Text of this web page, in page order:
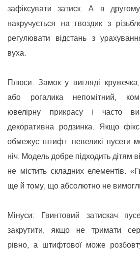
зафіксувати затиск. А в другому
накручується на гвоздик з
регулювати відстань з
вуха.
Плюси: Замок у вигляді
або рогалика непомітний,
ювелірну прикрасу і часто
декоративна родзинка. Якщо
обмежує штифт, невеликі пусети
ніч. Модель добре підходить дітям
не містить складних елементів.
ще й тому, що абсолютно не
Мінуси: Гвинтовий затискач
закрутити, якщо не тримати
рівно, а штифтової може